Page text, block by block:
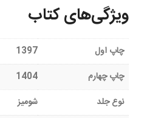
ویژگی‌های کتاب
چاپ اول
1397
چاپ چهارم
1404
نوع جلد
شومیز